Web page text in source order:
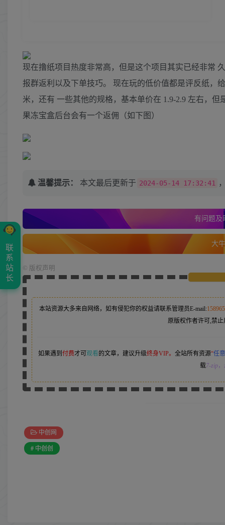
现在撸纸项目热度非常高，但是这个项目其实已经非常
报群返利以及下单技巧。 现在玩的低价值都是评反纸，
米，还有 一些其他的规格，基本单价在 1.9-2.9 左右，
果冻宝盒后台会有一个返佣（如下图）
温馨提示： 本文最后更新于 2024-05-14 17:32:41
有问题及
大
版权声明
本站资源大多来自网络，如有侵犯你的权益请联系管理员E-mail:
原版权作者许可,禁
如果遇到 付费才可观看的文章，建议升级终身VIP。 全站所有资源“任
载7-zip
中创网
# 中创创
联
系
站
长